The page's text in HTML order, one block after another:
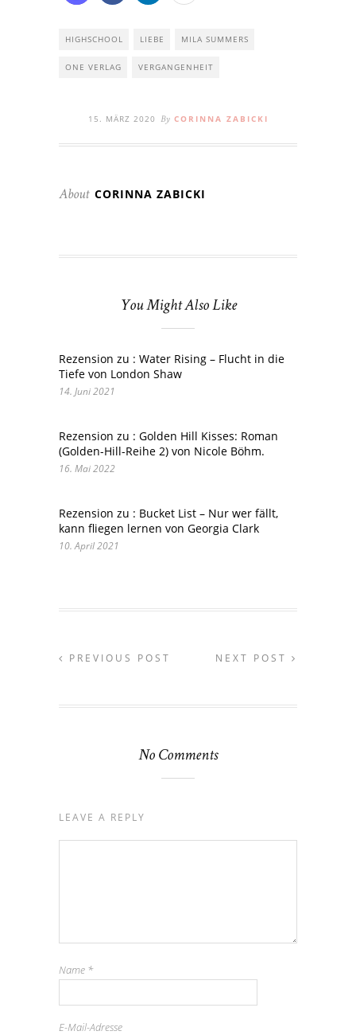
HIGHSCHOOL LIEBE MILA SUMMERS
ONE VERLAG VERGANGENHEIT
15. MÄRZ 2020 By CORINNA ZABICKI
About CORINNA ZABICKI
You Might Also Like
Rezension zu : Water Rising – Flucht in die
Tiefe von London Shaw
14. Juni 2021
Rezension zu : Golden Hill Kisses: Roman
(Golden-Hill-Reihe 2) von Nicole Böhm.
16. Mai 2022
Rezension zu : Bucket List – Nur wer fällt,
kann fliegen lernen von Georgia Clark
10. April 2021
PREVIOUS POST NEXT POST
No Comments
LEAVE A REPLY
Name *
E-Mail-Adresse